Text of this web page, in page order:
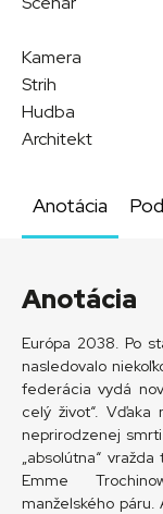
Kamera
Strih
Hudba
Architekt
Anotácia
Anotácia
Európa 2038. Po
nasledovalo
federácia vydá
celý život“.
neprirodzenej
„absolútna“
Emme
manželského